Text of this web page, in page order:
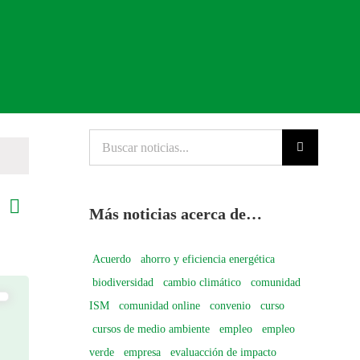
Navegación
de
Lista
noticias...
Más noticias acerca de…
Acuerdo
ahorro y eficiencia energética
biodiversidad
cambio climático
comunidad
ISM
comunidad online convenio
curso
cursos de medio ambiente
empleo
empleo
verde
empresa
evaluacción de impacto